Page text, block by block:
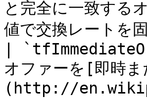
と完全に一致する
値で交換レートを
|
オファーを[即時
(http://